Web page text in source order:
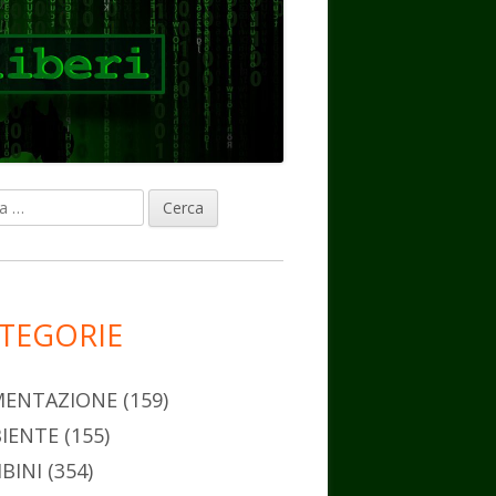
(159)
(155)
(354)